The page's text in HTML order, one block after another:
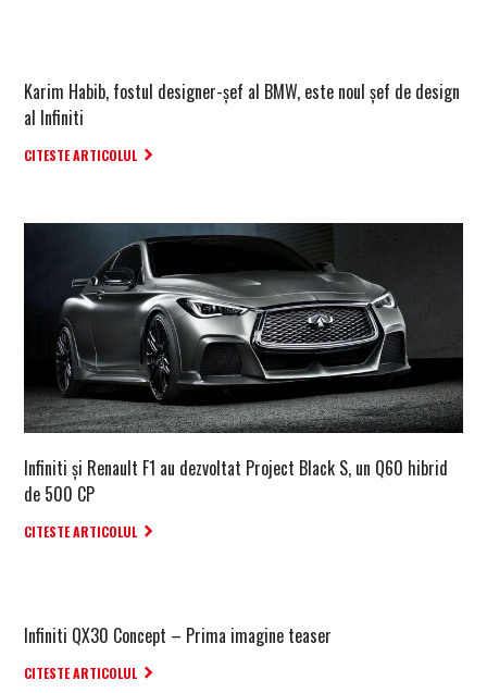
Karim Habib, fostul designer-șef al BMW, este noul șef de design
al Infiniti
CITESTE ARTICOLUL
Infiniti și Renault F1 au dezvoltat Project Black S, un Q60 hibrid
de 500 CP
CITESTE ARTICOLUL
Infiniti QX30 Concept – Prima imagine teaser
CITESTE ARTICOLUL